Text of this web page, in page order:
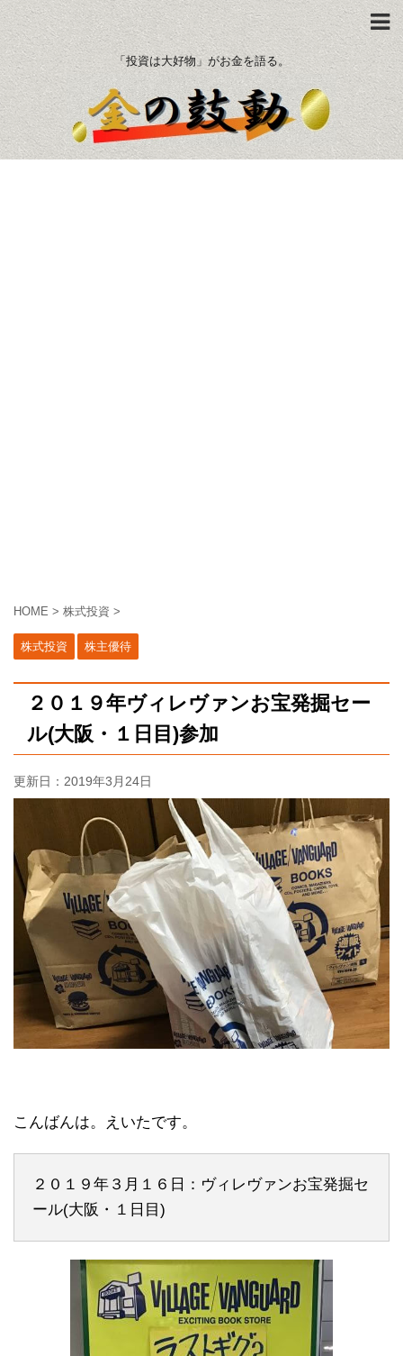
「投資は大好物」がお金を語る。
HOME > 株式投資 >
株式投資 株主優待
２０１９年ヴィレヴァンお宝発掘セー
ル(大阪・１日目)参加
更新日： 2019年3月24日
こんばんは。えいたです。
２０１９年３月１６日：ヴィレヴァンお宝発掘セ
ール(大阪・１日目)